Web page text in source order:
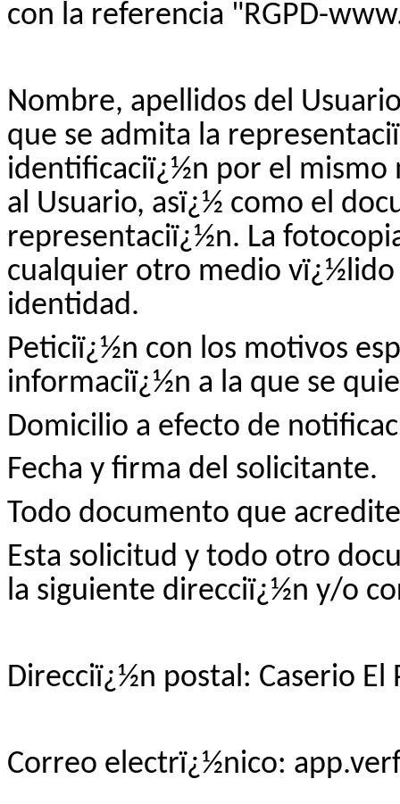
con la referencia "RGPD-
Nombre, apellidos del
que se admita la
identificaciï¿½n por el mismo
al Usuario, asï¿½ como el
representaciï¿½n. La
cualquier otro medio
identidad.
Peticiï¿½n con los motivos
informaciï¿½n a la que se
Domicilio a efecto de
Fecha y firma del solicitante.
Todo documento que
Esta solicitud y todo otro
la siguiente direcciï¿½n y/o
Direcciï¿½n postal: Caserio El
Correo electrï¿½nico: